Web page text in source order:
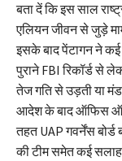
बता दें कि इस साल
एलियन जीवन से जुड़े
इसके बाद पेंटागन ने
पुराने FBI रिकॉर्ड से
तेज गति से उड़ती या
आदेश के बाद ऑफिस
तहत UAP गवर्नेंस
की टीम समेत कई